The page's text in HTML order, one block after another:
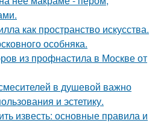
как пространство искусства.
особняка.
из профнастила в Москве от
в душевой важно
и эстетику.
известь: основные правила и